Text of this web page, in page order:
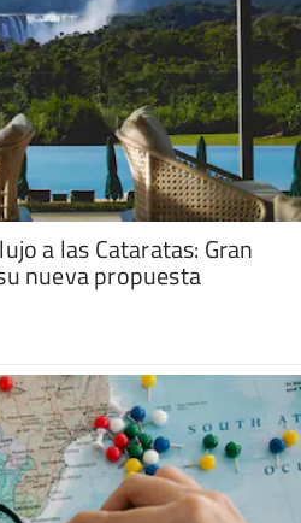
a las Cataratas: Gran
nueva propuesta